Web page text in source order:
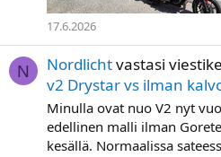
17.6.2026
N Nordlichtvastasi
v2 Drystar vs ilman
Minulla ovat nuo V2 nyt
edellinen malli ilman
kesällä. Normaalissa